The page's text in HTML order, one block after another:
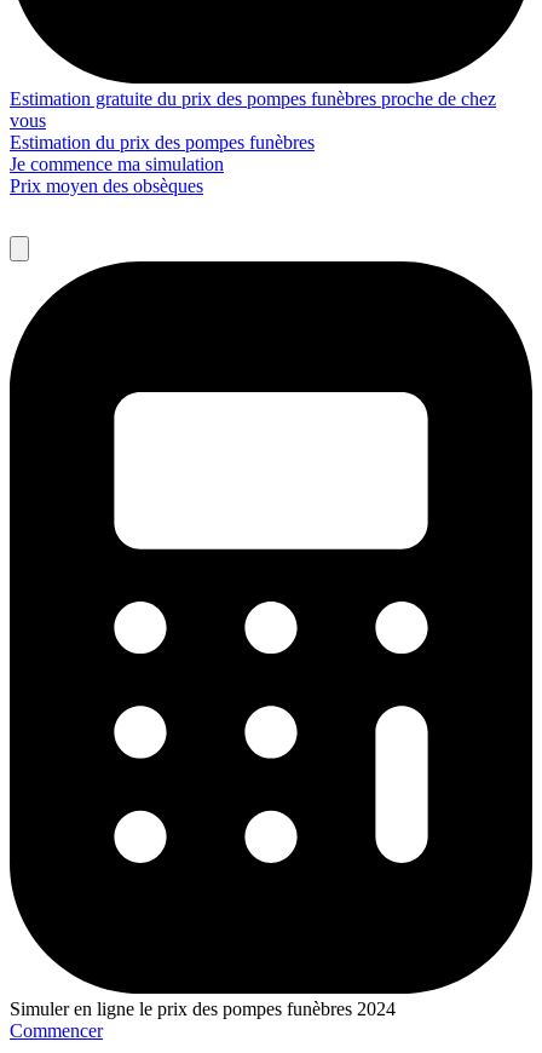
Estimation gratuite du prix des pompes funèbres proche de chez
vous
Estimation du prix des pompes funèbres
Je commence ma simulation
Prix moyen des obsèques
Simuler en ligne le prix des pompes funèbres 2024
Commencer